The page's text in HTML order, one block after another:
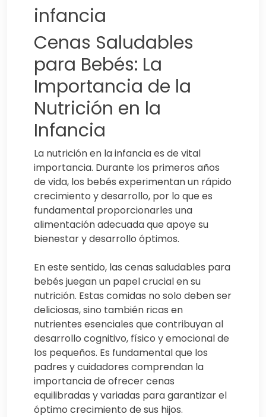
infancia
Cenas Saludables
para Bebés: La
Importancia de la
Nutrición en la
Infancia
La nutrición en la infancia es de vital
importancia. Durante los primeros años
de vida, los bebés experimentan un rápido
crecimiento y desarrollo, por lo que es
fundamental proporcionarles una
alimentación adecuada que apoye su
bienestar y desarrollo óptimos.
En este sentido, las cenas saludables para
bebés juegan un papel crucial en su
nutrición. Estas comidas no solo deben ser
deliciosas, sino también ricas en
nutrientes esenciales que contribuyan al
desarrollo cognitivo, físico y emocional de
los pequeños. Es fundamental que los
padres y cuidadores comprendan la
importancia de ofrecer cenas
equilibradas y variadas para garantizar el
óptimo crecimiento de sus hijos.